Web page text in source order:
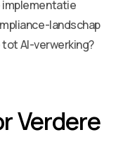
landschap
AI-verwerking?
Verdere